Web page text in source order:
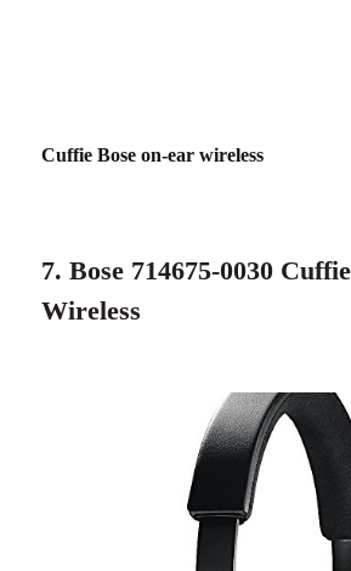
Cuffie Bose on-ear wireless
7. Bose 714675-0030
Wireless